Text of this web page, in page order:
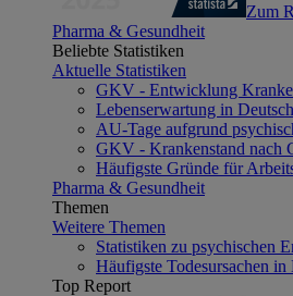
Zum
Pharma & Gesundheit
Beliebte Statistiken
Aktuelle Statistiken
GKV - Entwicklung
Lebenserwartung in
AU-Tage aufgrund
GKV - Krankenstand nach
Häufigste Gründe für
Pharma & Gesundheit
Themen
Weitere Themen
Statistiken zu psychischen
Häufigste Todesursachen
Top Report